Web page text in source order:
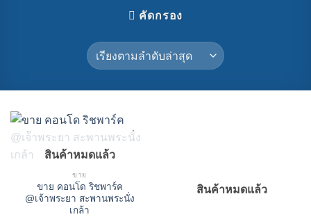
คัดกรอง
สินค้าหมดแล้ว
ขาย
ขาย คอนโด ริชพาร์ค
@เจ้าพระยา สะพานพระนั่ง
เกล้า
สินค้าหมดแล้ว